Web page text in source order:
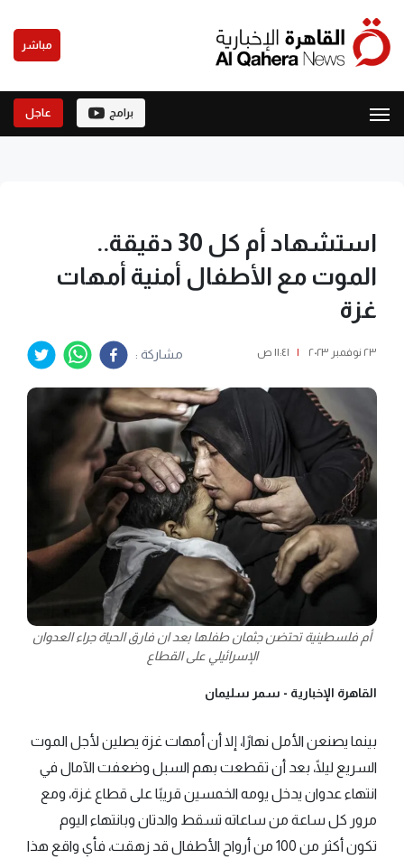
مباشر
برامج عاجل
استشهاد أم كل 30 دقيقة..
الموت مع الأطفال أمنية أمهات
غزة
٢٣ نوفمبر ٢٠٢٣ | ١١:٤١ ص مشاركة :
أم فلسطينية تحتضن جثمان طفلها بعد ان فارق الحياة جراء العدوان
الإسرائيلي على القطاع
القاهرة الإخبارية - سمر سليمان
بينما يصنعن الأمل نهارًا، إلا أن أمهات غزة يصلين لأجل الموت
السريع ليلًا، بعد أن تقطعت بهم السبل وضعفت الآمال في
انتهاء عدوان يدخل يومه الخمسين قريبًا على قطاع غزة، ومع
مرور كل ساعة من ساعاته تسقط والدتان وبانتهاء اليوم
تكون أكثر من 100 من أرواح الأطفال قد زهقت، فأي واقع هذا